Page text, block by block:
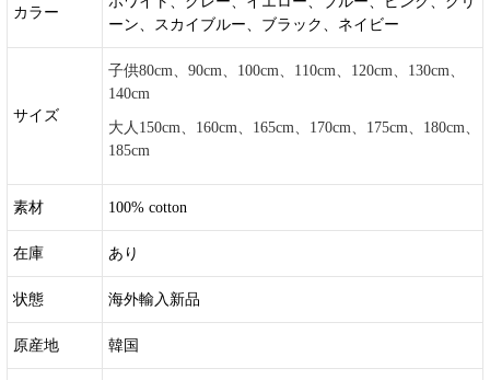
カラー
ーン、スカイブルー、ブラック、ネイビー
サイズ
子供80cm、90cm、100cm、110cm、120cm、130cm、
140cm
大人150cm、160cm、165cm、170cm、175cm、180cm、
185cm
素材 100% cotton
在庫 あり
状態 海外輸入新品
原産地 韓国